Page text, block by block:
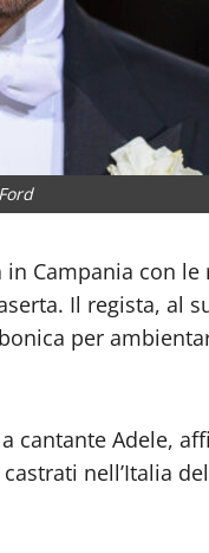
Campania con le
Il regista, al
per
cantante Adele,
nell’Italia